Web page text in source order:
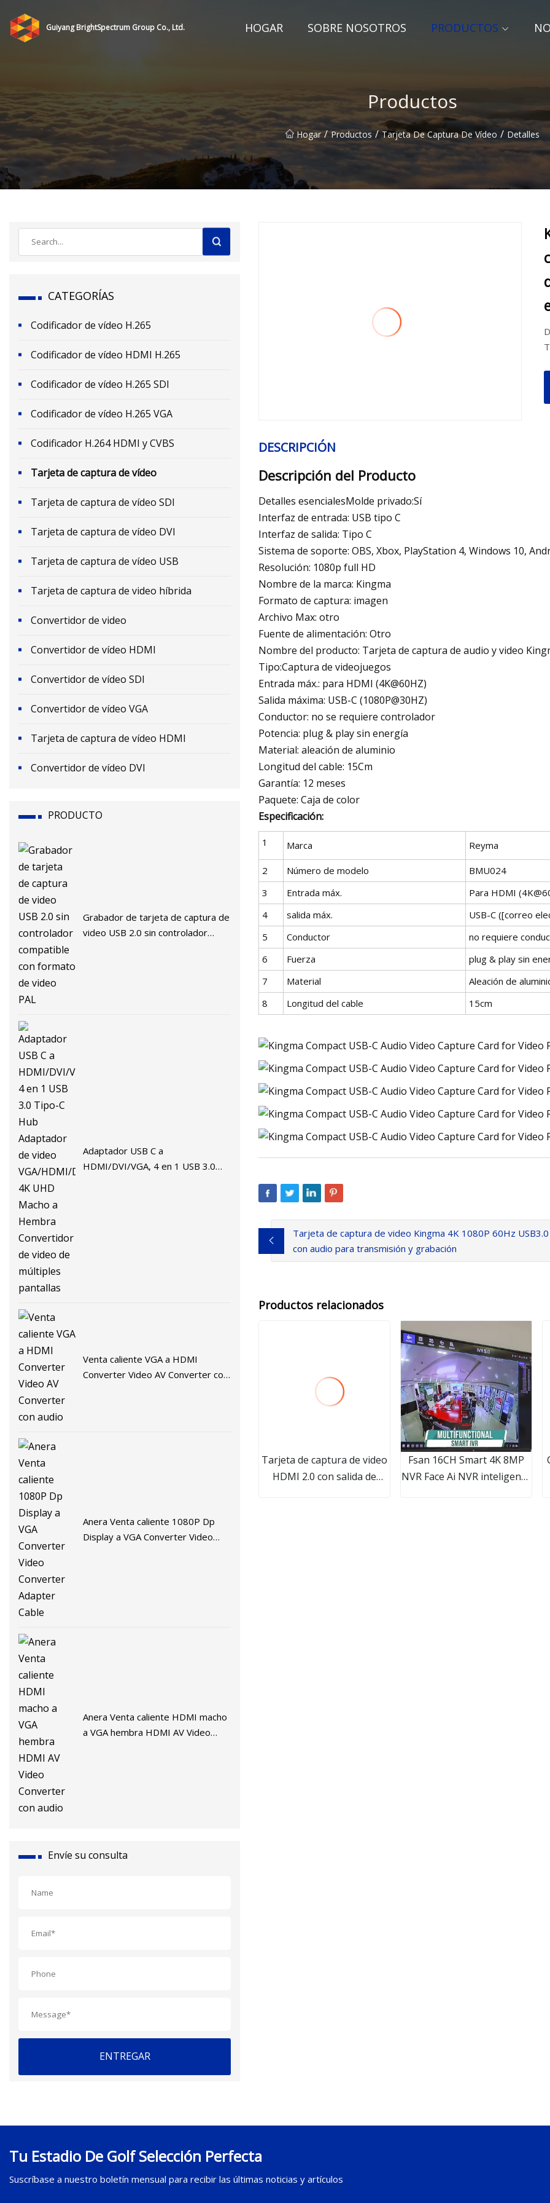
Guiyang BrightSpectrum Group Co., Ltd. HOGAR SOBRE NOSOTROS PRODUCTOS
Productos
Hogar / Productos / Tarjeta De Captura De Vídeo / Detalles
CATEGORÍAS
Codificador de vídeo H.265
Codificador de vídeo HDMI H.265
Codificador de vídeo H.265 SDI
Codificador de vídeo H.265 VGA
Codificador H.264 HDMI y CVBS
Tarjeta de captura de vídeo
Tarjeta de captura de vídeo SDI
Tarjeta de captura de vídeo DVI
Tarjeta de captura de vídeo USB
Tarjeta de captura de video híbrida
Convertidor de video
Convertidor de vídeo HDMI
Convertidor de vídeo SDI
Convertidor de vídeo VGA
Tarjeta de captura de vídeo HDMI
Convertidor de vídeo DVI
PRODUCTO
Grabador de tarjeta de captura de
video USB 2.0 sin controlador
Adaptador USB C a
HDMI/DVI/VGA, 4 en 1 USB 3.0
Venta caliente VGA a HDMI
Converter Video AV Converter con
Anera Venta caliente 1080P Dp
Display a VGA Converter Video
Anera Venta caliente HDMI macho
a VGA hembra HDMI AV Video
Envíe su consulta
ENTREGAR
DESCRIPCIÓN
Descripción del Producto
Detalles esencialesMolde privado:Sí
Interfaz de entrada: USB tipo C
Interfaz de salida: Tipo C
Sistema de soporte: OBS, Xbox, PlayStation 4, Windows 10,
Resolución: 1080p full HD
Nombre de la marca: Kingma
Formato de captura: imagen
Archivo Max: otro
Fuente de alimentación: Otro
Nombre del producto: Tarjeta de captura de audio y video
Tipo:Captura de videojuegos
Entrada máx.: para HDMI (4K@60HZ)
Salida máxima: USB-C (1080P@30HZ)
Conductor: no se requiere controlador
Potencia: plug & play sin energía
Material: aleación de aluminio
Longitud del cable: 15Cm
Garantía: 12 meses
Paquete: Caja de color
Especificación:
1 Marca Reyma
2 Número de modelo
BMU024
3
Entrada máx. Para HDMI (
4
salida máx.
USB-C ([correo
5
Conductor
no requiere
6
Fuerza
plug & play sin
7
Material
Aleación de
8
Longitud del cable 15cm
Tarjeta de captura de video Kingma 4K 1080P 60Hz USB3.0
con audio para transmisión y grabación
Productos relacionados
Tarjeta de captura de video
HDMI 2.0 con salida de
Fsan 16CH Smart 4K 8MP
NVR Face Ai NVR inteligente
Tu Estadio De Golf Selección Perfecta
Suscríbase a nuestro boletín mensual para recibir las últimas noticias y artículos